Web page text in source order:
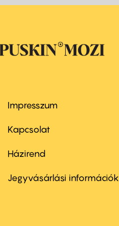
Footer
first
Impresszum
Kapcsolat
Footer
second
Házirend
Jegyvásárlási információk